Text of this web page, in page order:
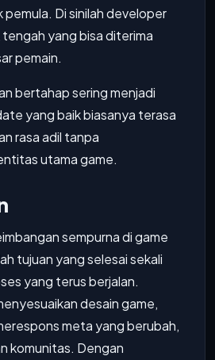
Di sinilah developer
yang bisa diterima
pemain.
bertahap sering menjadi
yang baik biasanya terasa
rasa adil tanpa
utama game.
sempurna di game
tujuan yang selesai sekali
yang terus berjalan.
desain game,
meta yang berubah,
komunitas. Dengan